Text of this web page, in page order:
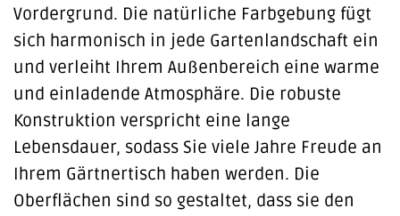
Vordergrund. Die natürliche Farbgebung fügt
sich harmonisch in jede Gartenlandschaft ein
und verleiht Ihrem Außenbereich eine warme
und einladende Atmosphäre. Die robuste
Konstruktion verspricht eine lange
Lebensdauer, sodass Sie viele Jahre Freude an
Ihrem Gärtnertisch haben werden. Die
Oberflächen sind so gestaltet, dass sie den